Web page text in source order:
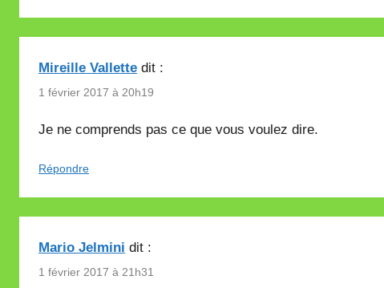
Mireille Vallette dit :
1 février 2017 à 20h19
Je ne comprends pas ce que vous voulez dire.
Répondre
Mario Jelmini dit :
1 février 2017 à 21h31